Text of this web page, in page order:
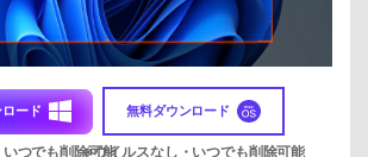
ード 無料ダウンロード